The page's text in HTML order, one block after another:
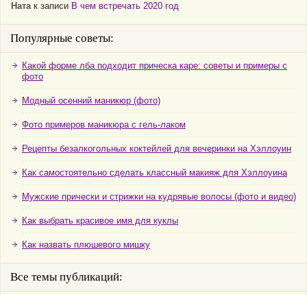
Натак записи В чем встречать 2020 год
Популярные советы:
Какой форме лба подходит прическа каре: советы и примеры с
фото
Модный осенний маникюр (фото)
Фото примеров маникюра с гель-лаком
Рецепты безалкогольных коктейлей для вечеринки на Хэллоуин
Как самостоятельно сделать классный макияж для Хэллоуина
Мужские прически и стрижки на кудрявые волосы (фото и видео)
Как выбрать красивое имя для куклы
Как назвать плюшевого мишку
Все темы публикаций: